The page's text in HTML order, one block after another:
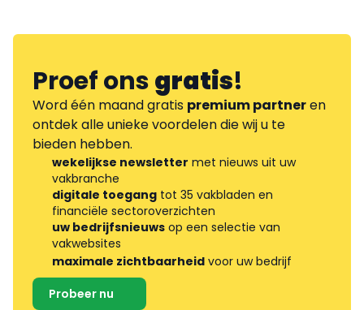
Proef onsgratis!
Word één maand gratis premium partneren
ontdek alle unieke voordelen die wij u te
bieden hebben.
wekelijkse newsletter met nieuws uit uw
vakbranche
digitale toegang tot 35 vakbladen en
financiële sectoroverzichten
uw bedrijfsnieuws op een selectie van
vakwebsites
maximale zichtbaarheid voor uw bedrijf
Probeer nu